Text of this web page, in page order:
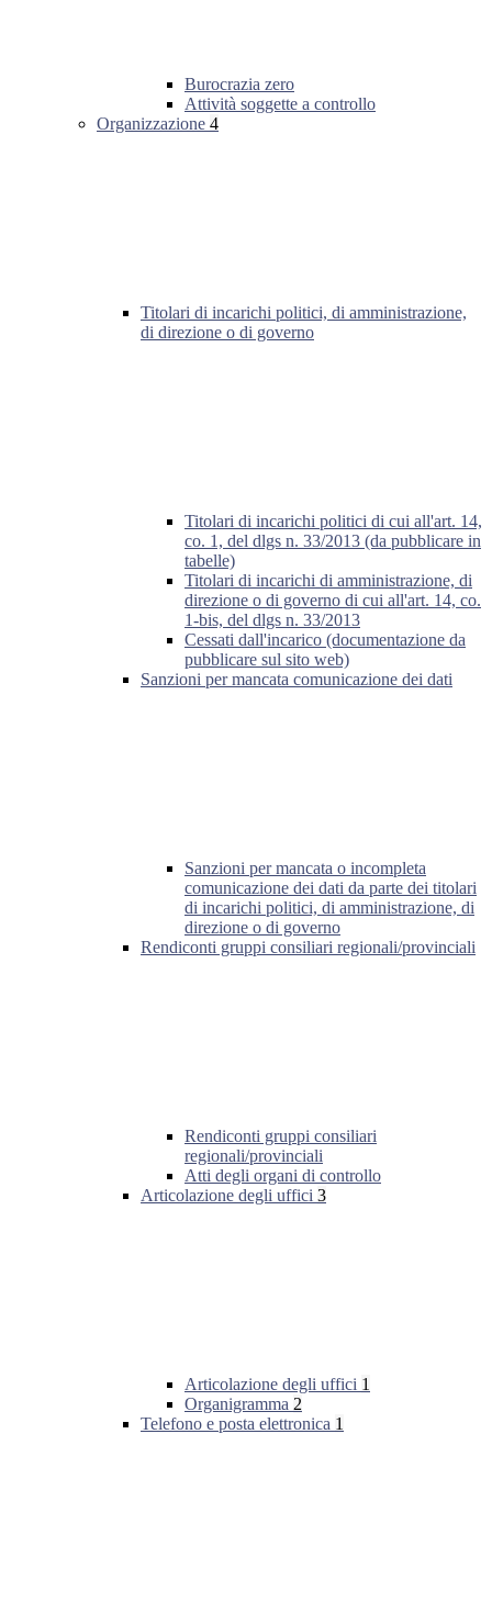
Burocrazia zero
Attività soggette a controllo
Organizzazione 4
Titolari di incarichi politici, di amministrazione,
di direzione o di governo
Titolari di incarichi politici di cui all'art. 14,
co. 1, del dlgs n. 33/2013 (da pubblicare in
tabelle)
Titolari di incarichi di amministrazione, di
direzione o di governo di cui all'art. 14, co.
1-bis, del dlgs n. 33/2013
Cessati dall'incarico (documentazione da
pubblicare sul sito web)
Sanzioni per mancata comunicazione dei dati
Sanzioni per mancata o incompleta
comunicazione dei dati da parte dei titolari
di incarichi politici, di amministrazione, di
direzione o di governo
Rendiconti gruppi consiliari regionali/provinciali
Rendiconti gruppi consiliari
regionali/provinciali
Atti degli organi di controllo
Articolazione degli uffici 3
Articolazione degli uffici 1
Organigramma 2
Telefono e posta elettronica 1